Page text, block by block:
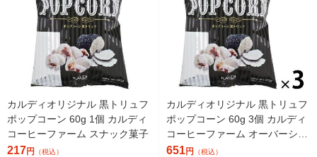
カルディオリジナル 黒トリュフ
ポップコーン 60g 1個 カルディ
コーヒーファーム スナック菓子
217円 （税込）
カルディオリジナル 黒トリュフ
ポップコーン 60g 3個 カルディ
コーヒーファーム オーバーシー
ズ スナック菓子
651円 （税込）